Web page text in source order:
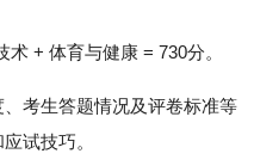
+ 体育与健康 = 730分。
考生答题情况及评卷标准等
试技巧。